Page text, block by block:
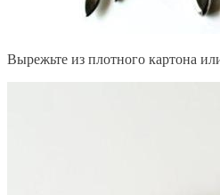
Вырежьте из плотного картона